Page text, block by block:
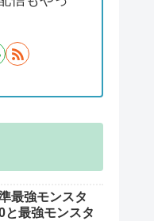
最強モンスタ
と最強モンスタ